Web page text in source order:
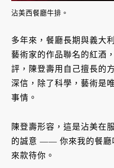
沾美西餐廳牛排。
多年來，餐廳長期與義大
藝術家的作品聯名的紅酒
評，陳登壽用自己擅長的
深信，除了科學，藝術是
事情。
陳登壽形容，這是沾美在
的誠意 —— 你來我的餐廳
來款待你。